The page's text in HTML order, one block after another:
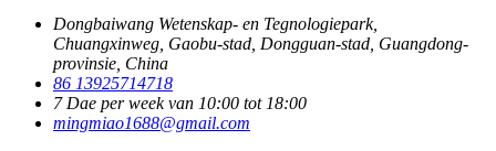
Dongbaiwang Wetenskap- en Tegnologiepark,
Chuangxinweg, Gaobu-stad, Dongguan-stad, Guangdong-
provinsie, China
86 13925714718
7 Dae per week van 10:00 tot 18:00
mingmiao1688@gmail.com